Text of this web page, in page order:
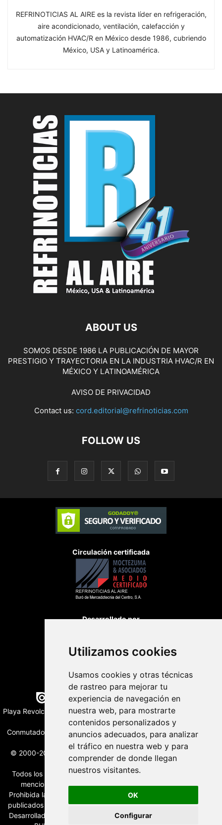
Utilizamos cookies
Usamos cookies y otras técnicas
de rastreo para mejorar tu
experiencia de navegación en
nuestra web, para mostrarte
contenidos personalizados y
anuncios adecuados, para analizar
el tráfico en nuestra web y para
comprender de donde llegan
nuestros visitantes.
OK
Configurar
REFRINOTICIAS AL AIRE es la revista líder en refrigeración,
aire acondicionado, ventilación, calefacción y
automatización HVAC/R en México desde 1986, cubriendo
México, USA y Latinoamérica.
ABOUT US
SOMOS DESDE 1986 LA PUBLICACIÓN DE MAYOR
PRESTIGIO Y TRAYECTORIA EN LA INDUSTRIA HVAC/R EN
MÉXICO Y LATINOAMÉRICA
AVISO DE PRIVACIDAD
Contact us: cord.editorial@refrinoticias.com
FOLLOW US
Circulación certificada
Desarrollado por
Edición digital con tecnología
Playa Revolcadero 222 Col. Reforma Iztaccihuatl Norte C.P. 08810
CIUDAD DE MEXICO
Conmutador CIUDAD DE MEXICO (+52) 555 740 4476, 555 740
© 2000-2026 BURO DE MERCADOTECNIA DEL CENTRO, S.A.
Todos los derechos reservados
Todos los nombres, marcas, logotipos, productos e imagenes
mencionados son propiedad de sus respectivos dueños
Prohibida la reproducción total o parcial de los contenidos aqui
publicados incluyendo cualquier medio electrónico o magnético
Desarrollado por REFRINOTICIAS INTERACTIVE una división de